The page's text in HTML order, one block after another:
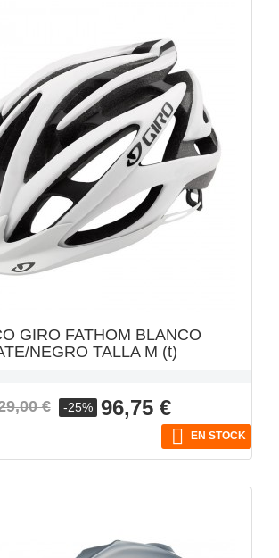
GIRO FATHOM BLANCO
NEGRO TALLA M (t)
€ -25% Precio
96,75 €
 EN STOCK
VISTA RÁPIDA